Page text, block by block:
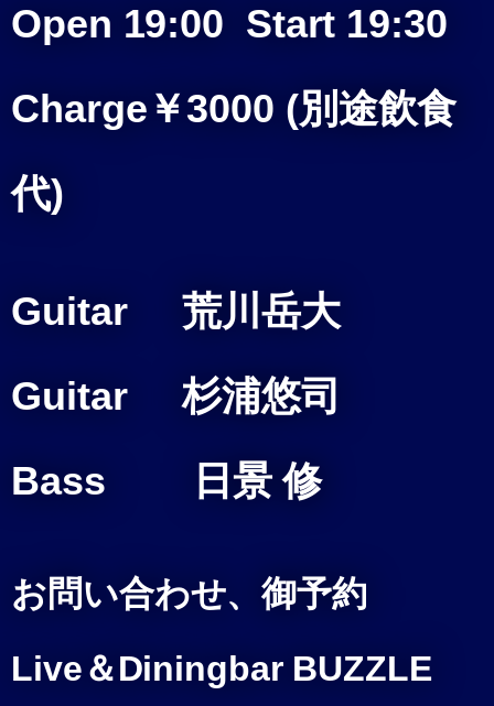
Open 19:00 Start 19:30
Charge￥3000 (別途飲食
代)
Guitar 荒川岳大
Guitar 杉浦悠司
Bass 日景 修
お問い合わせ、御予約
Live＆Diningbar BUZZLE